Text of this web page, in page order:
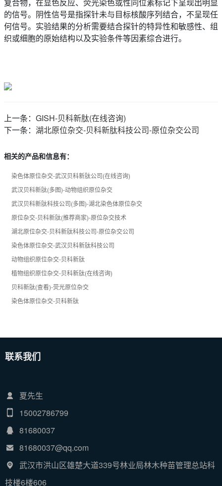
的信号。阴性信号是指探针未与目标核酸序列结合，不呈现任
何信号。实验结果的分析需要结合探针的特异性和敏感性、组
织或细胞的原始结构以及实验条件等因素综合进行。
上一条： GISH-贝科新肽(在线咨询)
下一条： 湖北原位杂交-贝科新肽科技公司-原位杂交公司
相关的产品和信息有：
染色体原位杂交-武汉贝科新肽公司(在线咨询)
武汉贝科新肽(多图)-动物组织原位杂交
武汉贝科新肽科技公司(多图)-湖北染色体原位杂交
原位杂交-贝科新肽(推荐商家)-原位杂交技术
湖北原位杂交-贝科新肽科技公司-原位杂交公司
染色体原位杂交-武汉贝科新肽科技公司
动物组织原位杂交-贝科新肽
植物组织原位杂交-贝科新肽(在线咨询)
贝科新肽(查看)-荧光原位杂交
染色体原位杂交-贝科新肽
联系我们
夏先生
15002786799
81680037
81680037@qq.com
武汉市洪山区雄楚大道339号林业局林木种苗管理总站科
技楼6楼606